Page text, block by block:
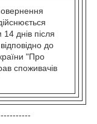
14 днів після
до
"Про
споживачів